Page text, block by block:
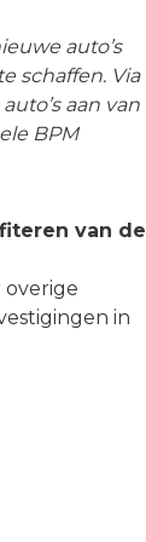
auto’s
schaffen. Via
aan van
BPM
van de
overige
in